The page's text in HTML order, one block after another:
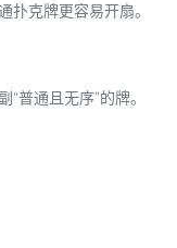
克牌更容易开扇。
普通且无序”的牌。